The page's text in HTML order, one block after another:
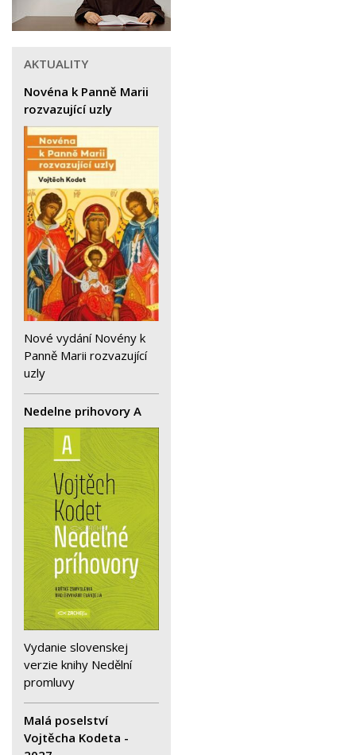
AKTUALITY
Novéna k Panně Marii
rozvazující uzly
Nové vydání Novény k
Panně Marii rozvazující
uzly
Nedelne prihovory A
Vydanie slovenskej
verzie knihy Nedělní
promluvy
Malá poselství
Vojtěcha Kodeta -